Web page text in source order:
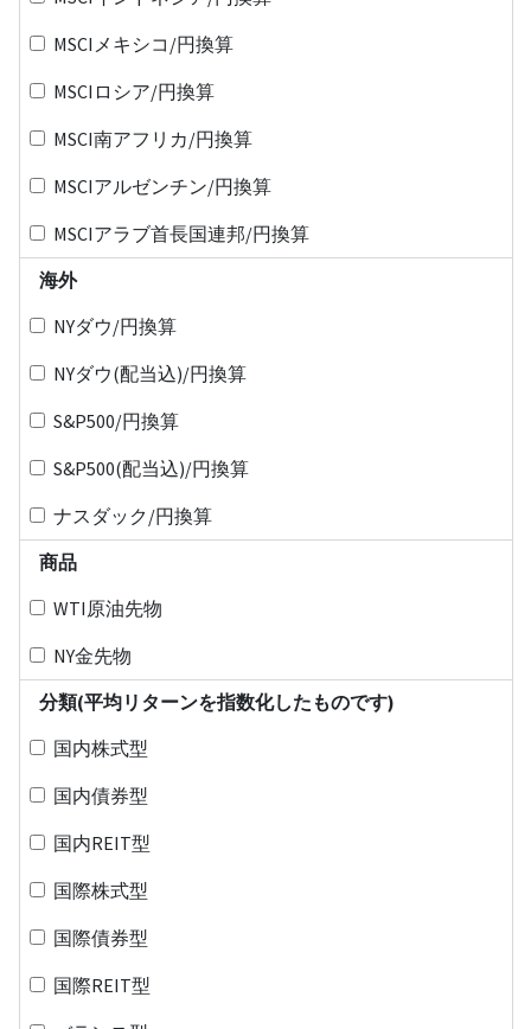
MSCIメキシコ/円換算
MSCIロシア/円換算
MSCI南アフリカ/円換算
MSCIアルゼンチン/円換算
MSCIアラブ首長国連邦/円換算
海外
NYダウ/円換算
NYダウ(配当込)/円換算
S&P500/円換算
S&P500(配当込)/円換算
ナスダック/円換算
商品
WTI原油先物
NY金先物
分類(平均リターンを指数化したものです)
国内株式型
国内債券型
国内REIT型
国際株式型
国際債券型
国際REIT型